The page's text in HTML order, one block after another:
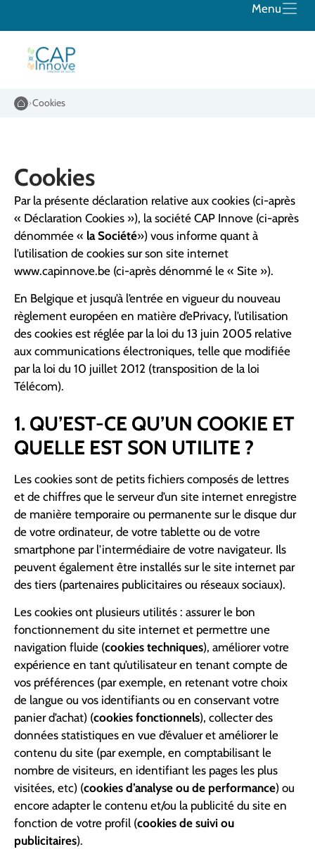
Menu
Cookies
Cookies
Par la présente déclaration relative aux cookies (ci-après
« Déclaration Cookies »), la société CAP Innove (ci-après
dénommée « la Société») vous informe quant à
l’utilisation de cookies sur son site internet
www.capinnove.be (ci-après dénommé le « Site »).
En Belgique et jusqu’à l’entrée en vigueur du nouveau
règlement européen en matière d’ePrivacy, l’utilisation
des cookies est réglée par la loi du 13 juin 2005 relative
aux communications électroniques, telle que modifiée
par la loi du 10 juillet 2012 (transposition de la loi
Télécom).
1. QU’EST-CE QU’UN COOKIE ET
QUELLE EST SON UTILITE ?
Les cookies sont de petits fichiers composés de lettres
et de chiffres que le serveur d’un site internet enregistre
de manière temporaire ou permanente sur le disque dur
de votre ordinateur, de votre tablette ou de votre
smartphone par l’intermédiaire de votre navigateur. Ils
peuvent également être installés sur le site internet par
des tiers (partenaires publicitaires ou réseaux sociaux).
Les cookies ont plusieurs utilités : assurer le bon
fonctionnement du site internet et permettre une
navigation fluide (cookies techniques), améliorer votre
expérience en tant qu’utilisateur en tenant compte de
vos préférences (par exemple, en retenant votre choix
de langue ou vos identifiants ou en conservant votre
panier d’achat) (cookies fonctionnels), collecter des
données statistiques en vue d’évaluer et améliorer le
contenu du site (par exemple, en comptabilisant le
nombre de visiteurs, en identifiant les pages les plus
visitées, etc) (cookies d’analyse ou de performance) ou
encore adapter le contenu et/ou la publicité du site en
fonction de votre profil (cookies de suivi ou
publicitaires).